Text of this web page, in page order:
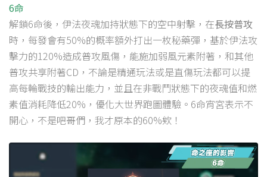
6命
解鎖6命後，伊法夜魂加持狀態下的空中射擊，在長按普攻
時，每發會有50%的概率額外打出一枚秘藥彈，基於伊法攻
擊力的120%造成普攻風傷，能施加弱風元素附著，和其他
普攻共享附著CD，不論是精通玩法或是直傷玩法都可以提
高每輪戰技的輸出能力，並且在非戰鬥狀態下的夜魂值和燃
素值消耗降低20%，優化大世界跑圖體驗。6命宵宮表示不
開心，不是吧哥們，我才原本的60%欸！